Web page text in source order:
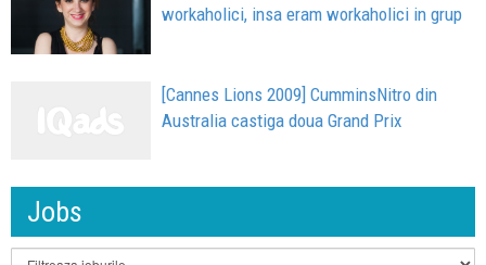
workaholici, insa eram workaholici in grup
[Cannes Lions 2009] CumminsNitro din
Australia castiga doua Grand Prix
Jobs